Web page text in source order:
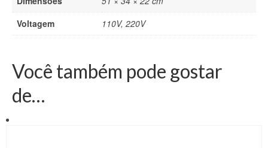
Voltagem
110V, 220V
Você também pode gostar
de…